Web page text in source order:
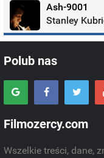
Ash-9001
Stanley
Polub nas
Filmozercy.com
Wszelkie treści, dane,